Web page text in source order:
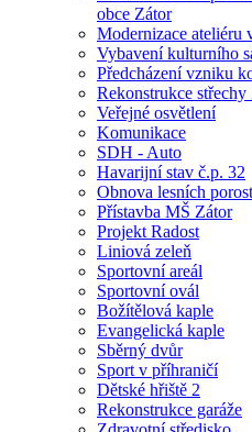
obce Zátor
Modernizace ateliéru
Vybavení kulturního
Předcházení vzniku
Rekonstrukce střechy
Veřejné osvětlení
Komunikace
SDH - Auto
Havarijní stav č.p. 32
Obnova lesních
Přístavba MŠ Zátor
Projekt Radost
Liniová zeleň
Sportovní areál
Sportovní ovál
Božítělová kaple
Evangelická kaple
Sběrný dvůr
Sport v příhraničí
Dětské hřiště 2
Rekonstrukce garáže